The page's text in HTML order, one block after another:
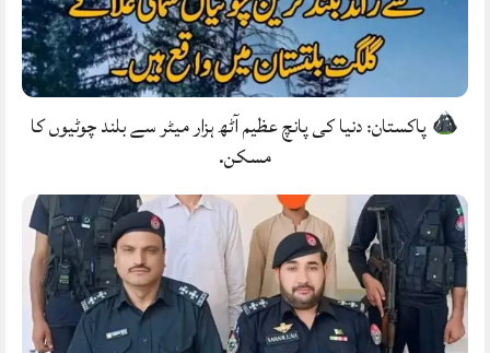
پاکستان: دنیا کی پانچ عظیم آٹھ ہزار میٹر سے بلند چوٹیوں کا
مسکن.